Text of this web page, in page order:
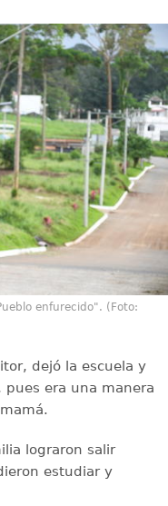
enfurecido". (Foto:
dejó la escuela y
era una manera
lograron salir
estudiar y